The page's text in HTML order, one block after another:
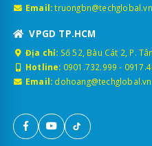
Email: truongbn@techglobal.vn
VPGD TP.HCM
Địa chỉ: Số 52, Bàu Cát 2, P.
Hotline: 0901.732.999 -
Email: dohoang@techglobal.vn